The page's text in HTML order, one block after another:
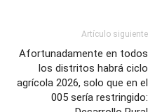
Artículo siguiente
Afortunadamente en todos
los distritos habrá ciclo
agrícola 2026, solo que en el
005 sería restringido: